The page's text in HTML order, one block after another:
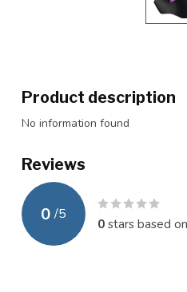
Product description
No information found
Reviews
0 /5
0stars based on